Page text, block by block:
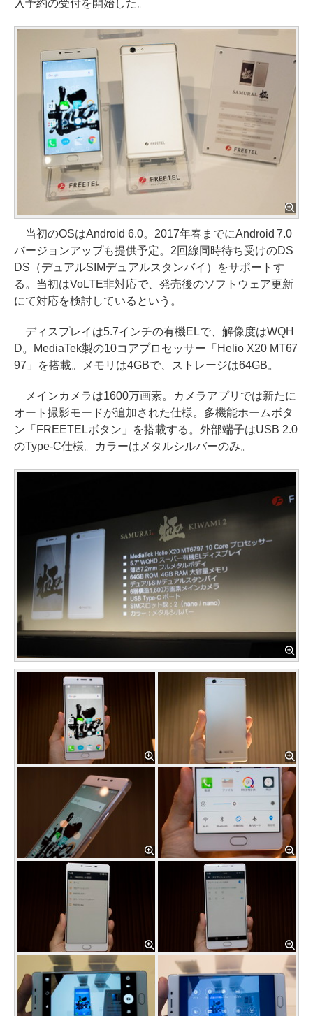
入予約の受付を開始した。
当初のOSはAndroid 6.0。2017年春までにAndroid 7.0
バージョンアップも提供予定。2回線同時待ち受けのDS
DS（デュアルSIMデュアルスタンバイ）をサポートす
る。当初はVoLTE非対応で、発売後のソフトウェア更新
にて対応を検討しているという。
ディスプレイは5.7インチの有機ELで、解像度はWQH
D。MediaTek製の10コアプロセッサー「Helio X20 MT67
97」を搭載。メモリは4GBで、ストレージは64GB。
メインカメラは1600万画素。カメラアプリでは新たに
オート撮影モードが追加された仕様。多機能ホームボタ
ン「FREETELボタン」を搭載する。外部端子はUSB 2.0
のType-C仕様。カラーはメタルシルバーのみ。